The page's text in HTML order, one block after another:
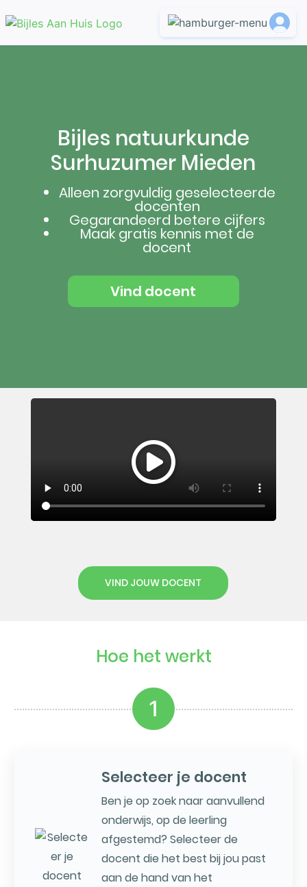
Bijles natuurkunde
Surhuzumer Mieden
Alleen zorgvuldig geselecteerde
docenten
Gegarandeerd betere cijfers
Maak gratis kennis met de
docent
Vind docent
VIND JOUW DOCENT
Hoe het werkt
1
Selecteer je docent
Ben je op zoek naar aanvullend
onderwijs, op de leerling
afgestemd? Selecteer de
docent die het best bij jou past
aan de hand van het